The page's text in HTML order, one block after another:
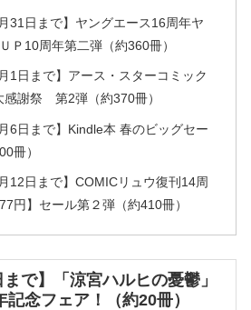
31日まで】ヤングエース16周年ヤ
Ｐ10周年第二弾（約360冊）
1日まで】アース・スターコミック
感謝祭 第2弾（約370冊）
6日まで】Kindle本 春のビッグセー
冊）
12日まで】COMICリュウ復刊14周
円】セール第２弾（約410冊）
まで】「涼宮ハルヒの憂鬱」
念フェア！（約20冊）